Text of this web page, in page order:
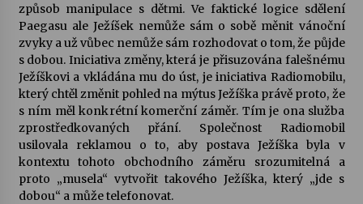
Za kulturou kousek za Humpolec. V Želivě ožije
odkaz Josefa Čapka
13. 7. 2026
Varhanní recitál Michala Novenka v Klášteře
Želiv
3. 7. 2026
Petr Adamec – Malovaný svět
30. 6. 2026
způsob manipulace s dětmi. Ve faktické logice sdělení
Paegasu ale Ježíšek nemůže sám o sobě měnit vánoční
zvyky a už vůbec nemůže sám rozhodovat o tom, že půjde
s dobou. Iniciativa změny, která je přisuzována falešnému
Ježíškovi a vkládána mu do úst, je iniciativa Radiomobilu,
který chtěl změnit pohled na mýtus Ježíška právě proto, že
s ním měl konkrétní komerční záměr. Tím je ona služba
zprostředkovaných přání. Společnost Radiomobil
usilovala reklamou o to, aby postava Ježíška byla v
kontextu tohoto obchodního záměru srozumitelná a
proto „musela“ vytvořit takového Ježíška, který „jde s
dobou“ a může telefonovat.